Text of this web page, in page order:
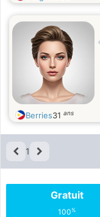
Berries31 ans
1
Gratuit
100%